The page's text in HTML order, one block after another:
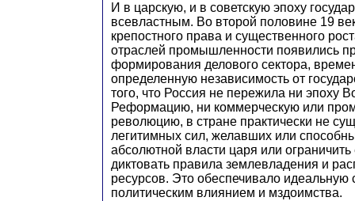
И в царскую, и в советскую эпоху
всевластным. Во второй половине 19
крепостного права и существенного
отраслей промышленности появились
формирования делового сектора,
определенную независимость от
того, что Россия не пережила ни эпоху
Реформацию, ни коммерческую или
революцию, в стране практически не
легитимных сил, желавших или
абсолютной власти царя или ограничить
диктовать правила землевладения и
ресурсов. Это обеспечивало идеальную
политическим влиянием и мздоимства.